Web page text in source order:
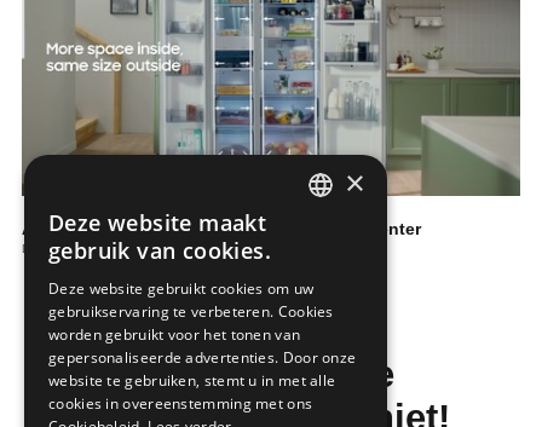
Amerikaanse koelkast RS8000 | Beverage Center
De keuken
Mis de laatste
bouwnieuwtjes niet!
×
Deze website maakt
gebruik van cookies.
Deze website gebruikt cookies om uw
gebruikservaring te verbeteren. Cookies
worden gebruikt voor het tonen van
gepersonaliseerde advertenties. Door onze
website te gebruiken, stemt u in met alle
cookies in overeenstemming met ons